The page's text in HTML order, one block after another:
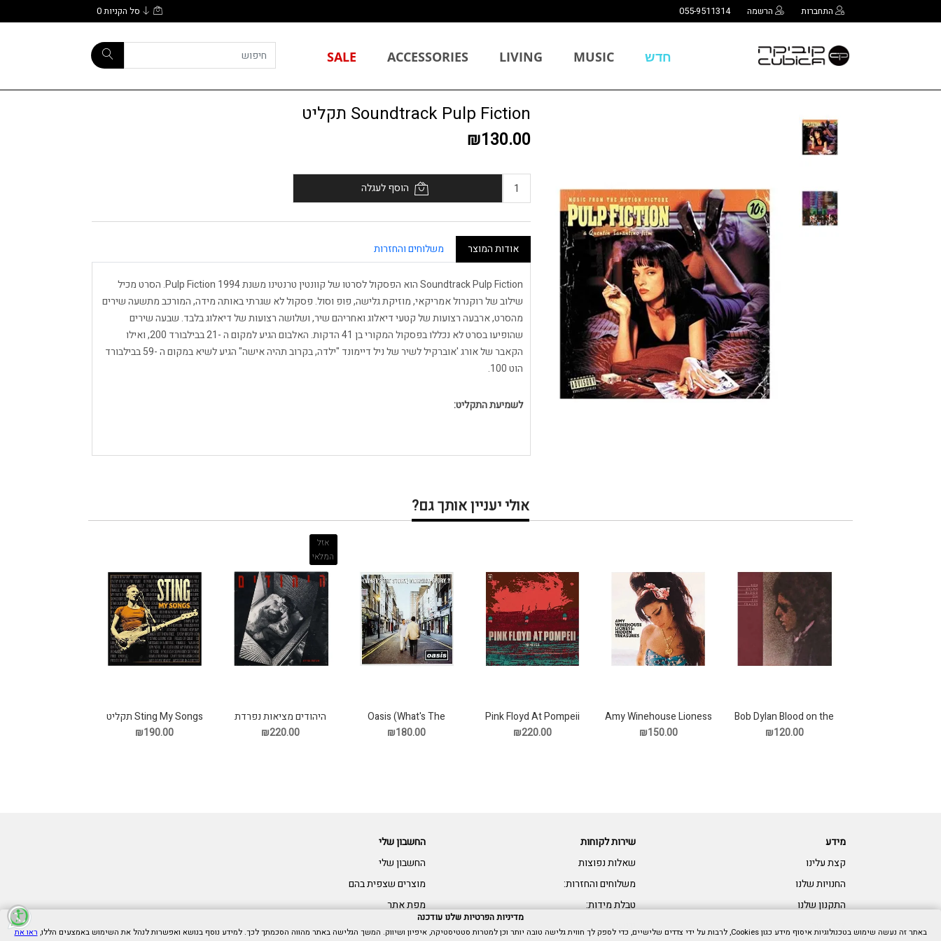
התחברות הרשמה 055-9511314 סל הקניות0
חדש MUSIC
LIVING
ACCESSORIES
SALE
Soundtrack Pulp Fiction תקליט
₪130.00
הוסף לעגלה
אודות המוצר משלוחים והחזרות
Soundtrack Pulp Fiction הוא הפסקול לסרטו של קוונטין טרנטינו משנת 1994 Pulp Fiction. הסרט מכיל
שילוב של רוקנרול אמריקאי, מוזיקת ​​גלישה, פופ וסול. פסקול לא שגרתי באותה מידה, המורכב מתשעה שירים
מהסרט, ארבעה רצועות של קטעי דיאלוג ואחריהם שיר, ושלושה רצועות של דיאלוג בלבד. שבעה שירים
שהופיעו בסרט לא נכללו בפסקול המקורי בן 41 הדקות. האלבום הגיע למקום ה -21 בבילבורד 200, ואילו
הקאבר של אורג 'אוברקיל לשיר של ניל דיימונד "ילדה, בקרוב תהיה אישה" הגיע לשיא במקום ה -59 בבילבורד
הוט 100.
לשמיעת התקליט:
אולי יעניין אותך גם?
Bob Dylan Blood on the
Tracks תקליט
₪120.00
Amy Winehouse Lioness
Hidde Treasures תקליט
₪150.00
Pink Floyd At Pompeii
MCMLXXII תקליט
₪220.00
Oasis (What's The
Story?) Morning Glory
₪180.00
אזל
המלאי
היהודים מציאות נפרדת
תקליט
₪220.00
Sting My Songs תקליט
₪190.00
מידע
קצת עלינו
החנויות שלנו
התקנון שלנו
צרו קשר:
שירות לקוחות
שאלות נפוצות
משלוחים והחזרות:
טבלת מידות:
נגישות:
החשבון שלי
החשבון שלי
מוצרים שצפית בהם
מפת אתר
מדיניות הפרטיות שלנו עודכנה
באתר זה נעשה שימוש בטכנולוגיות איסוף מידע כגון Cookies, לרבות על ידי צדדים שלישיים, כדי לספק לך חווית גלישה טובה יותר וכן למטרות סטטיסטיקה, איפיון ושיווק. המשך הגלישה באתר מהווה הסכמתך לכך. למידע נוסף בנושא ואפשרות לנהל את השימוש באמצעים הללו,
ראו את